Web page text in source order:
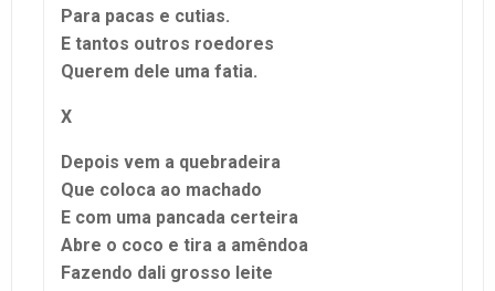
Para pacas e cutias.
E tantos outros roedores
Querem dele uma fatia.
X
Depois vem a quebradeira
Que coloca ao machado
E com uma pancada certeira
Abre o coco e tira a amêndoa
Fazendo dali grosso leite